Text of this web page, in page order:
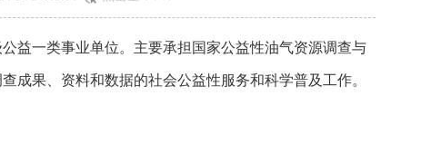
益一类事业单位。主要承担国家公益性油气资源调查与
成果、资料和数据的社会公益性服务和科学普及工作。